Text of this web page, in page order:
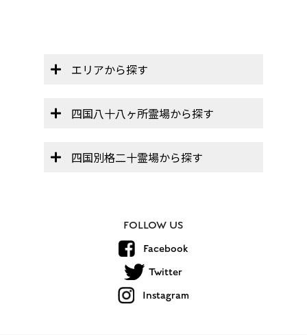
エリアから探す
四国八十八ヶ所霊場から探す
四国別格二十霊場から探す
FOLLOW US
Facebook
Twitter
Instagram